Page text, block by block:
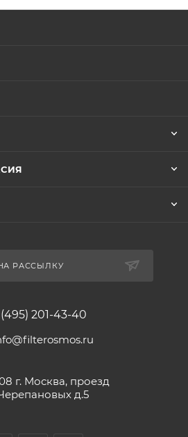
РАССЫЛКУ
(495) 201-43-40
г. Москва, проезд
д.5